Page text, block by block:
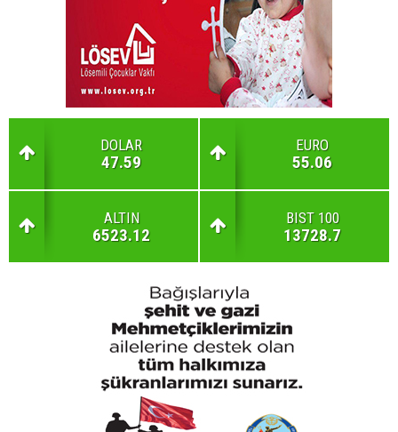
DOLAR
47.59
EURO
55.06
ALTIN
6523.12
BIST 100
13728.7